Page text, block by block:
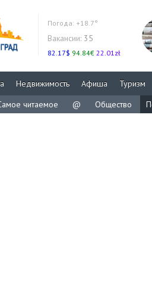
Погода: +18.7°
Вакансии: 35
82.17$ 94.84€ 22.01zł
Недвижимость Афиша Туризм
читаемое @ Общество